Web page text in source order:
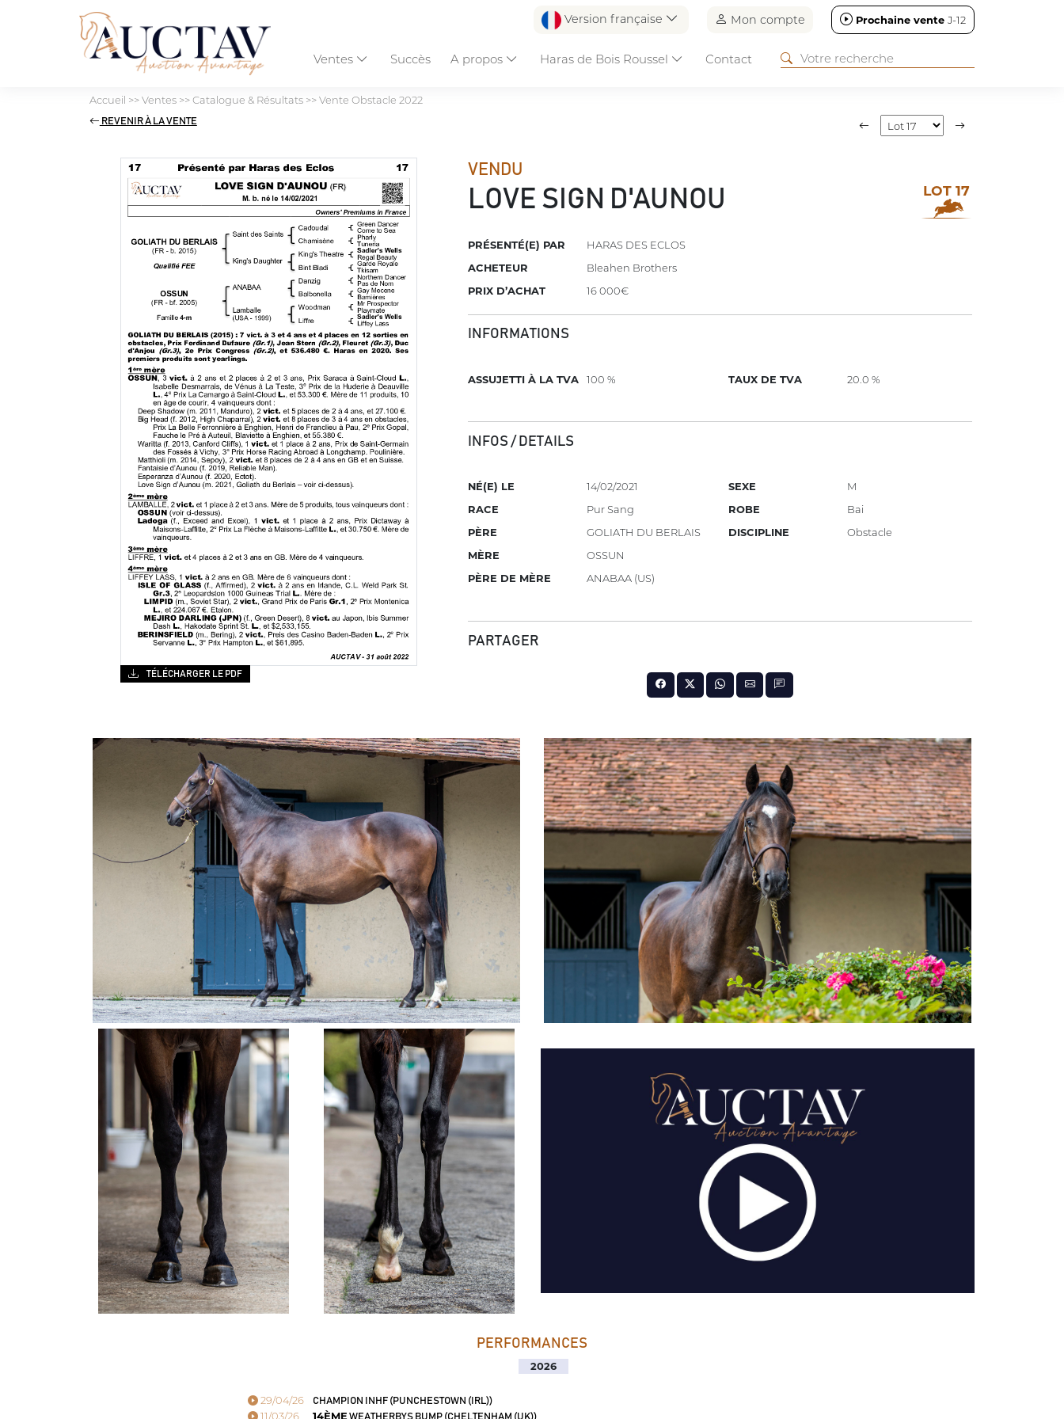
Version française Mon compte Prochaine vente J-12
Ventes Succès A propos Haras de Bois Roussel Contact
Accueil >>Ventes>>Catalogue & Résultats>>Vente Obstacle 2022
REVENIR À LA VENTE
VENDU
LOVE SIGN D'AUNOU LOT 17
PRÉSENTÉ(E) PAR
HARAS DES ECLOS
ACHETEUR
Bleahen Brothers
PRIX D’ACHAT
16 000€
INFORMATIONS
ASSUJETTI À LA TVA 100 % TAUX DE TVA 20.0 %
INFOS / DETAILS
NÉ(E) LE
14/02/2021
RACE
Pur Sang
PÈRE
GOLIATH DU BERLAIS
MÈRE
OSSUN
PÈRE DE MÈRE
ANABAA (US)
SEXE
M
ROBE
Bai
DISCIPLINE
Obstacle
PARTAGER
TÉLÉCHARGER LE PDF
PERFORMANCES
2026
29/04/26 CHAMPION INHF (PUNCHESTOWN (IRL))
11/03/26 14ÈME